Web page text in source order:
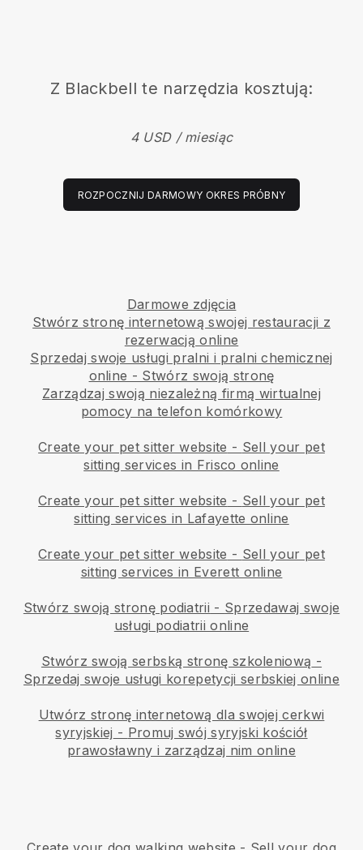
Z Blackbell te narzędzia kosztują:
4 USD / miesiąc
ROZPOCZNIJ DARMOWY OKRES PRÓBNY
Darmowe zdjęcia
Stwórz stronę internetową swojej restauracji z
rezerwacją online
Sprzedaj swoje usługi pralni i pralni chemicznej
online - Stwórz swoją stronę
Zarządzaj swoją niezależną firmą wirtualnej
pomocy na telefon komórkowy
Create your pet sitter website - Sell your pet
sitting services in Frisco online
Create your pet sitter website - Sell your pet
sitting services in Lafayette online
Create your pet sitter website - Sell your pet
sitting services in Everett online
Stwórz swoją stronę podiatrii - Sprzedawaj swoje
usługi podiatrii online
Stwórz swoją serbską stronę szkoleniową -
Sprzedaj swoje usługi korepetycji serbskiej online
Utwórz stronę internetową dla swojej cerkwi
syryjskiej - Promuj swój syryjski kościół
prawosławny i zarządzaj nim online